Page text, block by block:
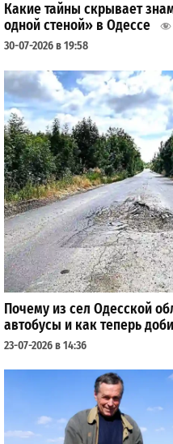
Какие тайны скрывает
одной стеной» в Одессе
30-07-2026 в 19:58
Почему из сел Одесской
автобусы и как теперь
23-07-2026 в 14:36